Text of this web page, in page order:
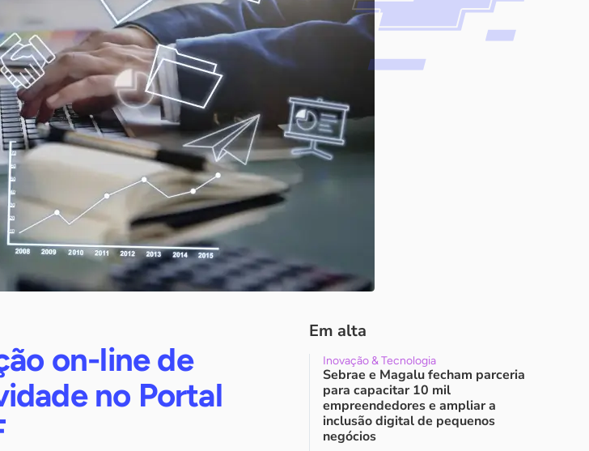
on-line de
no Portal
Em alta
Inovação & Tecnologia
Sebrae e Magalu fecham parceria
para capacitar 10 mil
empreendedores e ampliar a
inclusão digital de pequenos
negócios